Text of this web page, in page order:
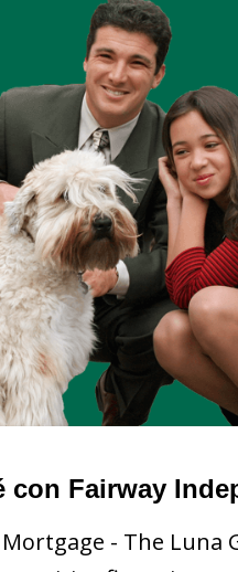
con Fairway
- The